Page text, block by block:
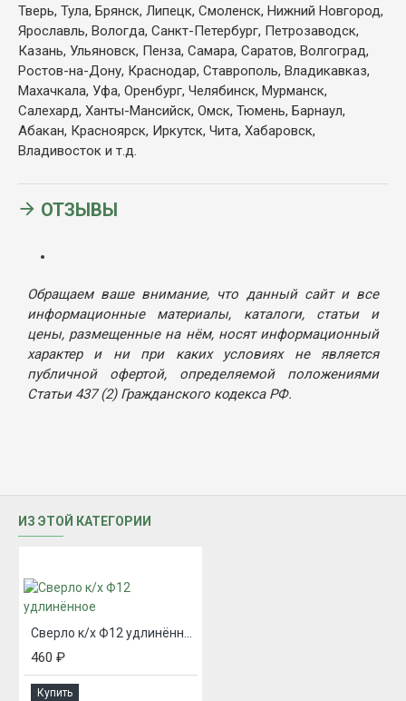
Тверь, Тула, Брянск, Липецк, Смоленск, Нижний Новгород,
Ярославль, Вологда, Санкт-Петербург, Петрозаводск,
Казань, Ульяновск, Пенза, Самара, Саратов, Волгоград,
Ростов-на-Дону, Краснодар, Ставрополь, Владикавказ,
Махачкала, Уфа, Оренбург, Челябинск, Мурманск,
Салехард, Ханты-Мансийск, Омск, Тюмень, Барнаул,
Абакан, Красноярск, Иркутск, Чита, Хабаровск,
Владивосток и т.д.
ОТЗЫВЫ
Обращаем ваше внимание, что данный сайт и все
информационные материалы, каталоги, статьи и
цены, размещенные на нём, носят информационный
характер и ни при каких условиях не является
публичной офертой, определяемой положениями
Статьи 437 (2) Гражданского кодекса РФ.
ИЗ ЭТОЙ КАТЕГОРИИ
460 ₽
Купить